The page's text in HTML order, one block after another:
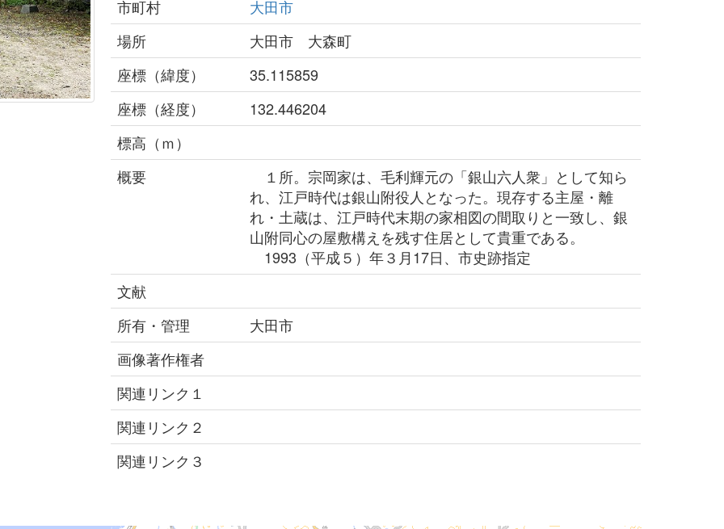
市町村
大田市
場所
大田市 大森町
座標（緯度）
35.115859
座標（経度）
132.446204
標高（ｍ）
概要
１所。宗岡家は、毛利輝元の「銀山六人衆」として知ら
れ、江戸時代は銀山附役人となった。現存する主屋・離
れ・土蔵は、江戸時代末期の家相図の間取りと一致し、銀
山附同心の屋敷構えを残す住居として貴重である。
1993（平成５）年３月17日、市史跡指定
文献
所有・管理
大田市
画像著作権者
関連リンク１
関連リンク２
関連リンク３